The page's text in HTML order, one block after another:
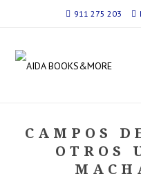
911 275 203
CAMPOS
OTROS